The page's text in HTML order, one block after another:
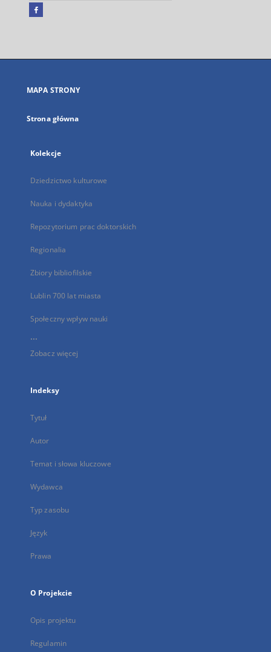
Facebook
się
karcie
MAPA STRONY
Strona główna
Kolekcje
Dziedzictwo kulturowe
Nauka i dydaktyka
Repozytorium prac doktorskich
Regionalia
Zbiory bibliofilskie
Lublin 700 lat miasta
Społeczny wpływ nauki
...
Zobacz więcej
Indeksy
Tytuł
Autor
Temat i słowa kluczowe
Wydawca
Typ zasobu
Język
Prawa
O Projekcie
Opis projektu
Regulamin